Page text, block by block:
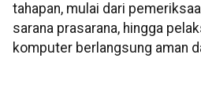
tahapan, mulai dari
sarana prasarana, hingga
komputer berlangsung aman